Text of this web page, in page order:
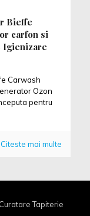
Bieffe
carfon si
Igienizare
Carwash
Ozon
pentru
Citeste mai multe
Tapiterie